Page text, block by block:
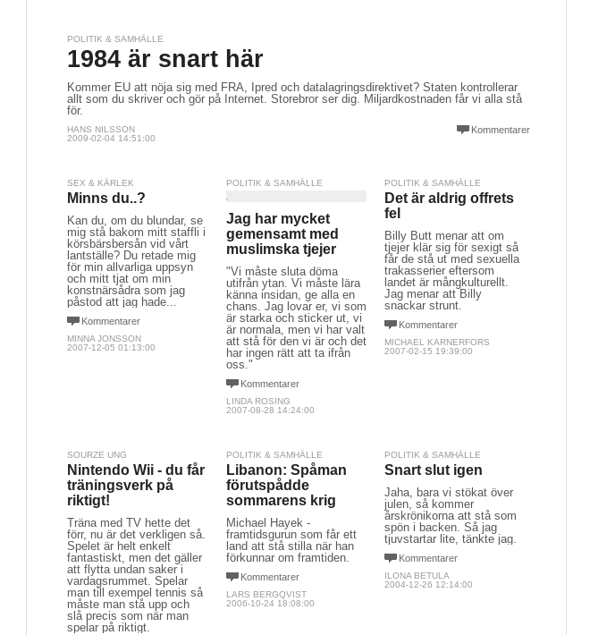
POLITIK & SAMHÄLLE
1984 är snart här
Kommer EU att nöja sig med FRA, Ipred och datalagringsdirektivet? Staten kontrollerar
allt som du skriver och gör på Internet. Storebror ser dig. Miljardkostnaden får vi alla stå
för.
Kommentarer
HANS NILSSON
2009-02-04 14:51:00
SEX & KÄRLEK
Minns du..?
Kan du, om du blundar, se
mig stå bakom mitt staffli i
körsbärsbersån vid vårt
lantställe? Du retade mig
för min allvarliga uppsyn
och mitt tjat om min
konstnärsådra som jag
påstod att jag hade...
Kommentarer
MINNA JONSSON
2007-12-05 01:13:00
POLITIK & SAMHÄLLE
Jag har mycket
gemensamt med
muslimska tjejer
"Vi måste sluta döma
utifrån ytan. Vi måste lära
känna insidan, ge alla en
chans. Jag lovar er, vi som
är starka och sticker ut, vi
är normala, men vi har valt
att stå för den vi är och det
har ingen rätt att ta ifrån
oss."
Kommentarer
LINDA ROSING
2007-08-28 14:24:00
POLITIK & SAMHÄLLE
Det är aldrig offrets
fel
Billy Butt menar att om
tjejer klär sig för sexigt så
får de stå ut med sexuella
trakasserier eftersom
landet är mångkulturellt.
Jag menar att Billy
snackar strunt.
Kommentarer
MICHAEL KARNERFORS
2007-02-15 19:39:00
SOURZE UNG
Nintendo Wii - du får
träningsverk på
riktigt!
Träna med TV hette det
förr, nu är det verkligen så.
Spelet är helt enkelt
fantastiskt, men det gäller
att flytta undan saker i
vardagsrummet. Spelar
man till exempel tennis så
måste man stå upp och
slå precis som när man
spelar på riktigt.
POLITIK & SAMHÄLLE
Libanon: Spåman
förutspådde
sommarens krig
Michael Hayek -
framtidsgurun som får ett
land att stå stilla när han
förkunnar om framtiden.
Kommentarer
LARS BERGQVIST
2006-10-24 18:08:00
POLITIK & SAMHÄLLE
Snart slut igen
Jaha, bara vi stökat över
julen, så kommer
årskrönikorna att stå som
spön i backen. Så jag
tjuvstartar lite, tänkte jag.
Kommentarer
ILONA BETULA
2004-12-26 12:14:00